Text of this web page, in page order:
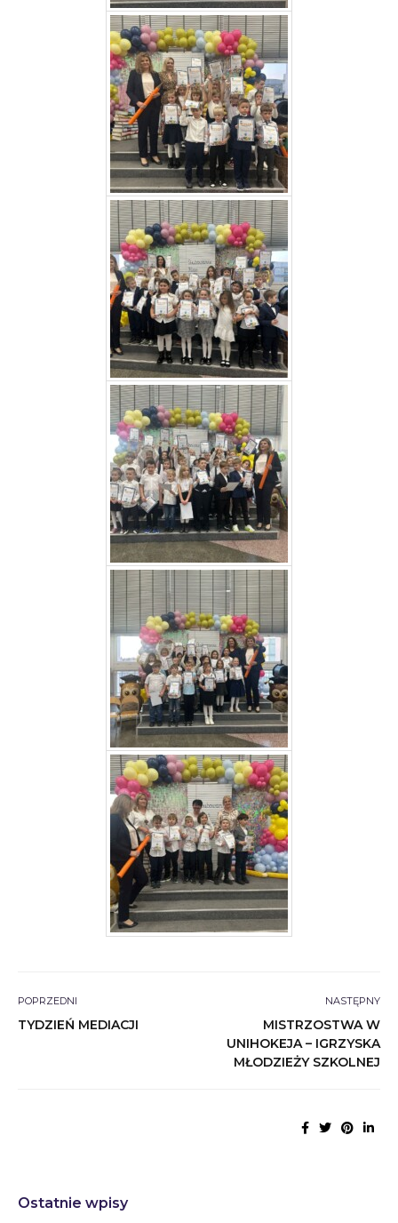
POPRZEDNI
TYDZIEŃ MEDIACJI
NASTĘPNY
MISTRZOSTWA W
UNIHOKEJA – IGRZYSKA
MŁODZIEŻY SZKOLNEJ
Ostatnie wpisy